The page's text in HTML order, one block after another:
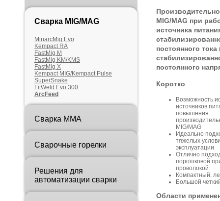
Сварка MIG/MAG
MinarcMig Evo
Kempact RA
FastMig M
FastMig KM/KMS
FastMig X
Kempact MIG/Kempact Pulse
SuperSnake
FitWeld Evo 300
ArcFeed
Сварка MMA
Сварочные горелки
Решения для
автоматизации сварки
MIG/MAG при
источника
постоянного
постоянного
Коротко
Возможность
источников
повышения
MIG/MAG
Идеально
тяжелых
эксплуатации
Отлично
порошковой
проволокой
Компактный,
Большой
Области